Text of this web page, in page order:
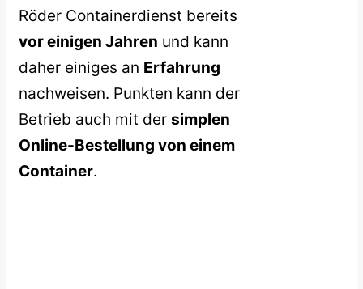
Röder Containerdienst bereits
vor einigen Jahren und kann
daher einiges an Erfahrung
nachweisen. Punkten kann der
Betrieb auch mit der simplen
Online-Bestellung von einem
Container.